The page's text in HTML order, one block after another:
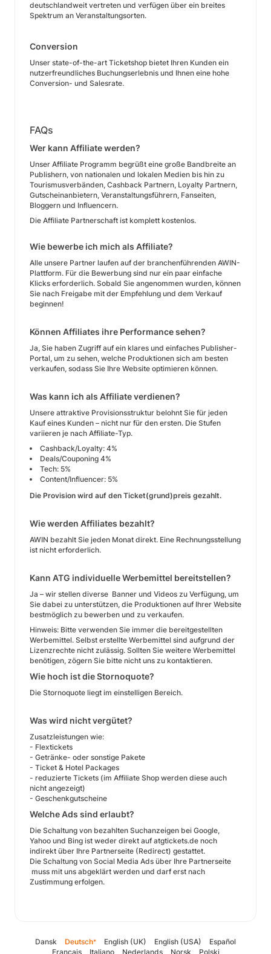
deutschlandweit vertreten und verfügen über ein breites
Spektrum an Veranstaltungsorten.
Conversion
Unser state-of-the-art Ticketshop bietet Ihren Kunden ein
nutzerfreundliches Buchungserlebnis und Ihnen eine hohe
Conversion- und Salesrate.
FAQs
Wer kann Affiliate werden?
Unser Affiliate Programm begrüßt eine große Bandbreite an
Publishern, von nationalen und lokalen Medien bis hin zu
Tourismusverbänden, Cashback Partnern, Loyalty Partnern,
Gutscheinanbietern, Veranstaltungsführern, Fanseiten,
Bloggern und Influencern.
Die Affiliate Partnerschaft ist komplett kostenlos.
Wie bewerbe ich mich als Affiliate?
Alle unsere Partner laufen auf der branchenführenden AWIN-
Plattform. Für die Bewerbung sind nur ein paar einfache
Klicks erforderlich. Sobald Sie angenommen wurden, können
Sie nach Freigabe mit der Empfehlung und dem Verkauf
beginnen!
Können Affiliates ihre Performance sehen?
Ja, Sie haben Zugriff auf ein klares und einfaches Publisher-
Portal, um zu sehen, welche Produktionen sich am besten
verkaufen, sodass Sie Ihre Website optimieren können.
Was kann ich als Affiliate verdienen?
Unsere attraktive Provisionsstruktur belohnt Sie für jeden
Kauf eines Kunden – nicht nur für den ersten. Die Stufen
variieren je nach Affiliate-Typ.
Cashback/Loyalty: 4%
Deals/Couponing 4%
Tech: 5%
Content/Influencer: 5%
Die Provision wird auf den Ticket(grund)preis gezahlt.
Wie werden Affiliates bezahlt?
AWIN bezahlt Sie jeden Monat direkt. Eine Rechnungsstellung
ist nicht erforderlich.
Kann ATG individuelle Werbemittel bereitstellen?
Ja – wir stellen diverse Banner und Videos zu Verfügung, um
Sie dabei zu unterstützen, die Produktionen auf Ihrer Website
bestmöglich zu bewerben und zu verkaufen.
Hinweis: Bitte verwenden Sie immer die bereitgestellten
Werbemittel. Selbst erstellte Werbemittel sind aufgrund der
Lizenzrechte nicht zulässig. Sollten Sie weitere Werbemittel
benötigen, zögern Sie bitte nicht uns zu kontaktieren.
Wie hoch ist die Stornoquote?
Die Stornoquote liegt im einstelligen Bereich.
Was wird nicht vergütet?
Zusatzleistungen wie:
- Flextickets
- Getränke- oder sonstige Pakete
- Ticket & Hotel Packages
- reduzierte Tickets (im Affiliate Shop werden diese auch
nicht angezeigt)
- Geschenkgutscheine
Welche Ads sind erlaubt?
Die Schaltung von bezahlten Suchanzeigen bei Google,
Yahoo und Bing ist weder direkt auf atgtickets.de noch
indirekt über Ihre Partnerseite (Redirect) gestattet.
Die Schaltung von Social Media Ads über Ihre Partnerseite
muss mit uns abgeklärt werden und darf erst nach
Zustimmung erfolgen.
Dansk Deutsch* English (UK) English (USA)
Español
Français
Italiano Nederlands Norsk Polski